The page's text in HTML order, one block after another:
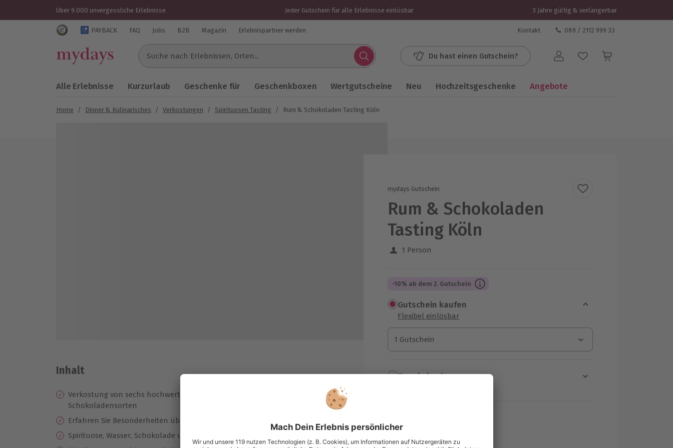
Über 9.000 unvergessliche Erlebnisse Jeder Gutschein für alle Erlebnisse einlösbar 3 Jahre gültig & verlängerbar
Trustedshops Bewertungen für mydays.de
PAYBACK FAQ Jobs B2B Magazin Erlebnispartner werden Kontakt 089 / 2112 999 33
Suche nach Erlebnissen...
Du hast einen Gutschein? Benutzerkonto
Alle Erlebnisse Kurzurlaub Geschenke für Geschenkboxen Wertgutscheine Neu Hochzeitsgeschenke Angebote
Home / Dinner & Kulinarisches / Verkostungen / Spirituosen Tasting / Rum & Schokoladen Tasting Köln
mydays Gutschein
Rum & Schokoladen
Tasting Köln
1 Person
-10% ab dem 2. Gutschein
Gutschein kaufen
Flexibel einlösbar
1 Gutschein
1 Gutschein
1 Gutschein
Termin buchen
84,90 €
zzgl. Versand(inkl. MwSt.)
Inhalt
Verkostung von sechs hochwertige Rum Sorten und sechs hochwertigen
Schokoladensorten
Erfahren Sie Besonderheiten über die Spirituose und seine Herstellung
Spirituose, Wasser, Schokolade und Tastingunterlagen